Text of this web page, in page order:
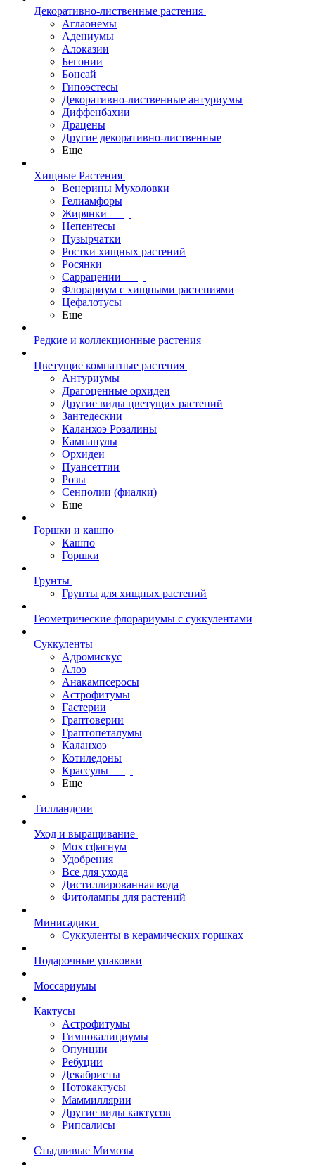
Декоративно-лиственные растения
Аглаонемы
Адениумы
Алоказии
Бегонии
Бонсай
Гипоэстесы
Декоративно-лиственные антуриумы
Диффенбахии
Драцены
Другие декоративно-лиственные
Еще
Хищные Растения
Венерины Мухоловки
Гелиамфоры
Жирянки
Непентесы
Пузырчатки
Ростки хищных растений
Росянки
Саррацении
Флорариум с хищными растениями
Цефалотусы
Еще
Редкие и коллекционные растения
Цветущие комнатные растения
Антуриумы
Драгоценные орхидеи
Другие виды цветущих растений
Зантедескии
Каланхоэ Розалины
Кампанулы
Орхидеи
Пуансеттии
Розы
Сенполии (фиалки)
Еще
Горшки и кашпо
Кашпо
Горшки
Грунты
Грунты для хищных растений
Геометрические флорариумы с суккулентами
Суккуленты
Адромискус
Алоэ
Анакампсеросы
Астрофитумы
Гастерии
Граптоверии
Граптопеталумы
Каланхоэ
Котиледоны
Крассулы
Еще
Тилландсии
Уход и выращивание
Мох сфагнум
Удобрения
Все для ухода
Дистиллированная вода
Фитолампы для растений
Минисадики
Суккуленты в керамических горшках
Подарочные упаковки
Моссариумы
Кактусы
Астрофитумы
Гимнокалициумы
Опунции
Ребуции
Декабристы
Нотокактусы
Маммиллярии
Другие виды кактусов
Рипсалисы
Стыдливые Мимозы